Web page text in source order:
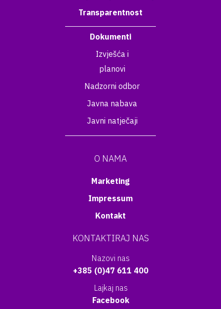
Transparentnost
Dokumenti
Izvješća i
planovi
Nadzorni odbor
Javna nabava
Javni natječaji
O NAMA
Marketing
Impressum
Kontakt
KONTAKTIRAJ NAS
Nazovi nas
+385 (0)47 611 400
Lajkaj nas
Facebook